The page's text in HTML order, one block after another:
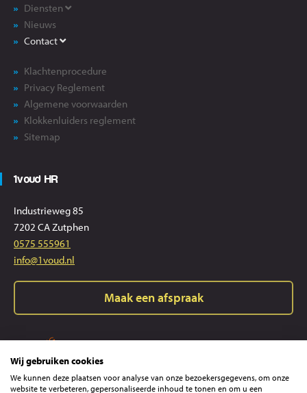
Diensten
Nieuws
Contact
Klachtenprocedure
Privacy Reglement
Algemene voorwaarden
Klokkenluiders reglement
Sitemap
1voud HR
Industrieweg 85
7202 CA Zutphen
0575 555961
info@1voud.nl
Maak een afspraak
Wij gebruiken cookies
We kunnen deze plaatsen voor analyse van onze bezoekersgegevens, om onze
website te verbeteren, gepersonaliseerde inhoud te tonen en om u een